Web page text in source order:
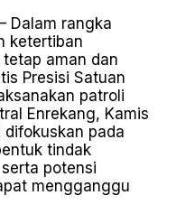
Dalam rangka
ketertiban
aman dan
Presisi Satuan
patroli
Enrekang, Kamis
pada
tindak
potensi
mengganggu